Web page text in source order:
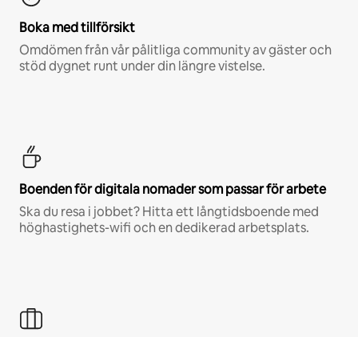
Boka med tillförsikt
Omdömen från vår pålitliga community av gäster och
stöd dygnet runt under din längre vistelse.
Boenden för digitala nomader som passar för arbete
Ska du resa i jobbet? Hitta ett långtidsboende med
höghastighets-wifi och en dedikerad arbetsplats.